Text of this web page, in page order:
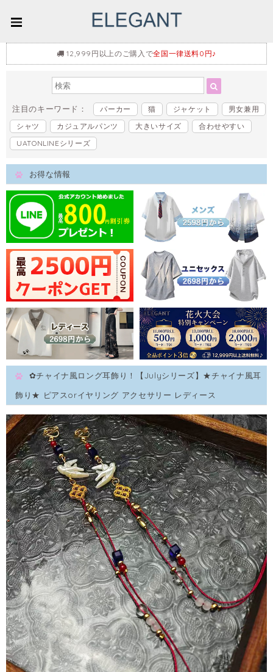
12,999円以上のご購入で全国一律送料0円♪
注目のキーワード： パーカー 猫 ジャケット
男女兼用
シャツ
カジュアルパンツ 大きいサイズ
合わせやすい
UATONLINEシリーズ
お得な情報
✿チャイナ風ロング耳飾り！【Julyシリーズ】★チャイナ風耳
飾り★ ピアスorイヤリング アクセサリー レディース